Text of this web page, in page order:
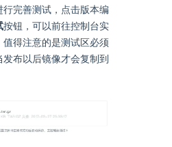
完善测试，点击版本编
按钮，可以前往控制台实
值得注意的是测试区必须
布以后镜像才会复制到